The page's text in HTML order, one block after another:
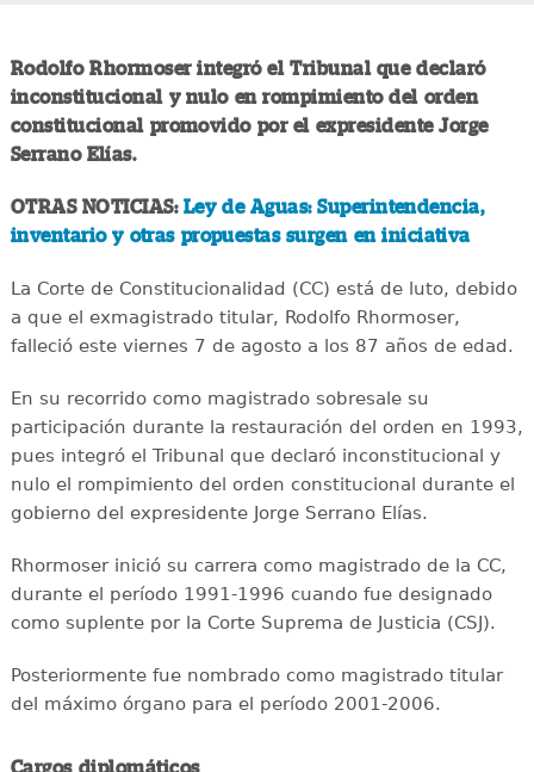
Rodolfo Rhormoser integró el Tribunal que declaró
inconstitucional y nulo en rompimiento del orden
constitucional promovido por el expresidente Jorge
Serrano Elías.
OTRAS NOTICIAS: Ley de Aguas: Superintendencia,
inventario y otras propuestas surgen en iniciativa
La Corte de Constitucionalidad (CC) está de luto, debido
a que el exmagistrado titular, Rodolfo Rhormoser,
falleció este viernes 7 de agosto a los 87 años de edad.
En su recorrido como magistrado sobresale su
participación durante la restauración del orden en 1993,
pues integró el Tribunal que declaró inconstitucional y
nulo el rompimiento del orden constitucional durante el
gobierno del expresidente Jorge Serrano Elías.
Rhormoser inició su carrera como magistrado de la CC,
durante el período 1991-1996 cuando fue designado
como suplente por la Corte Suprema de Justicia (CSJ).
Posteriormente fue nombrado como magistrado titular
del máximo órgano para el período 2001-2006.